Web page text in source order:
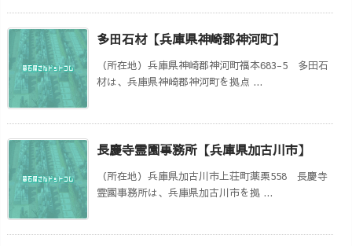
多田石材【兵庫県神崎郡神河町】
（所在地）兵庫県神崎郡神河町福本683-5 多田石
材は、兵庫県神崎郡神河町を拠点 ...
長慶寺霊園事務所【兵庫県加古川市】
（所在地）兵庫県加古川市上荘町薬栗558 長慶寺
霊園事務所は、兵庫県加古川市を拠 ...